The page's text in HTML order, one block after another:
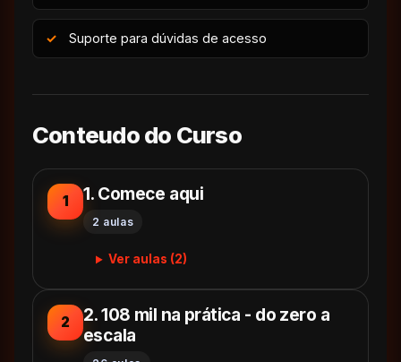
Suporte para dúvidas de acesso
Conteudo do Curso
1 1. Comece aqui
2 aulas
Ver aulas (2)
2
2. 108 mil na prática - do zero a
escala